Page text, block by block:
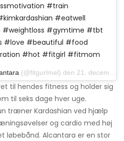
#train
#eatwell
#weightloss #gymtime #tbt
#love #beautiful #food
#hot #fitgirl #fitmom
(@fitgurlmel) den 21. december 2017 kl. 15:31 PST
til hendes fitness og holder sig
til seks dage hver uge.
træner Kardashian ved hjælp
og cardio med høj
løbebånd. Alcantara er en stor